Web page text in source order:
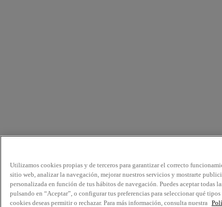
Utilizamos cookies propias y de terceros para garantizar el correcto
sitio web, analizar la navegación, mejorar nuestros servicios y mostrarte
personalizada en función de tus hábitos de navegación. Puedes aceptar todas
pulsando en “Aceptar”, o configurar tus preferencias para seleccionar qué tipos
cookies deseas permitir o rechazar. Para más información, consulta nuestra